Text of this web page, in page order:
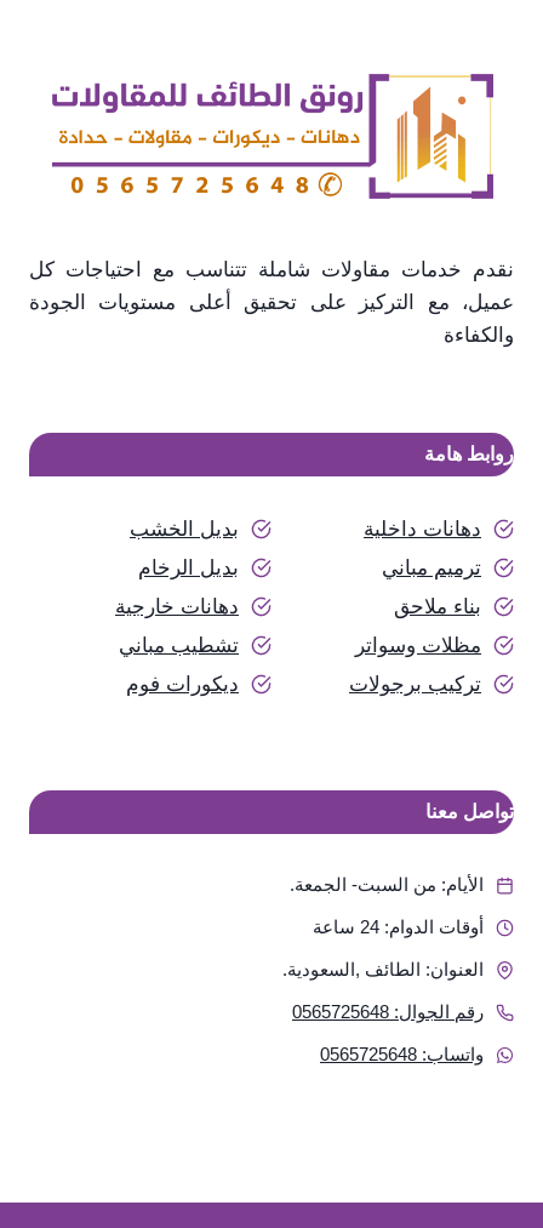
نقدم خدمات مقاولات شاملة تتناسب مع احتياجات كل
عميل، مع التركيز على تحقيق أعلى مستويات الجودة
والكفاءة
روابط هامة
دهانات داخلية
بديل الخشب
ترميم مباني
بديل الرخام
بناء ملاحق
دهانات خارجية
مظلات وسواتر
تشطيب مباني
تركيب برجولات
ديكورات فوم
تواصل معنا
الأيام: من السبت- الجمعة.
أوقات الدوام: 24 ساعة
العنوان: الطائف ,السعودية.
رقم الجوال: 0565725648
واتساب: 0565725648